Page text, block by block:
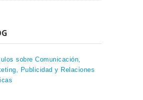
sobre Comunicación,
Publicidad y Relaciones